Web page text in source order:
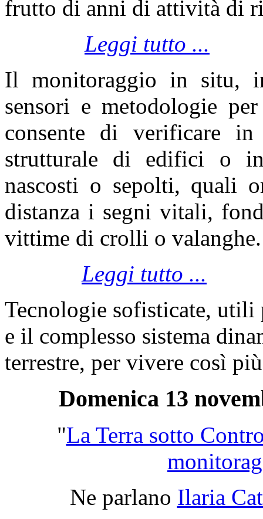
frutto di anni di attività di
Leggi tutto ...
Il monitoraggio in situ,
sensori e metodologie
consente di verificare
strutturale di edifici o
nascosti o sepolti, quali
distanza i segni vitali,
vittime di crolli o valanghe.
Leggi tutto ...
Tecnologie sofisticate, utili
e il complesso sistema
terrestre, per vivere così
Domenica 13
"La Terra sotto
Ne parlano Ilaria